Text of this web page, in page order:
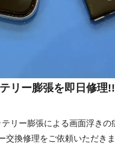
リー膨張を即日修理!!
リー膨張による画面浮きの
交換修理をご依頼いただき